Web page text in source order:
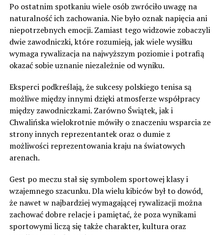
Po ostatnim spotkaniu wiele osób zwróciło uwagę na
naturalność ich zachowania. Nie było oznak napięcia ani
niepotrzebnych emocji. Zamiast tego widzowie zobaczyli
dwie zawodniczki, które rozumieją, jak wiele wysiłku
wymaga rywalizacja na najwyższym poziomie i potrafią
okazać sobie uznanie niezależnie od wyniku.
Eksperci podkreślają, że sukcesy polskiego tenisa są
możliwe między innymi dzięki atmosferze współpracy
między zawodniczkami. Zarówno Świątek, jak i
Chwalińska wielokrotnie mówiły o znaczeniu wsparcia ze
strony innych reprezentantek oraz o dumie z
możliwości reprezentowania kraju na światowych
arenach.
Gest po meczu stał się symbolem sportowej klasy i
wzajemnego szacunku. Dla wielu kibiców był to dowód,
że nawet w najbardziej wymagającej rywalizacji można
zachować dobre relacje i pamiętać, że poza wynikami
sportowymi liczą się także charakter, kultura oraz